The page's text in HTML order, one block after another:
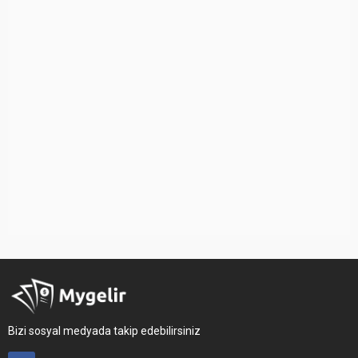
Bizi sosyal medyada takip edebilirsiniz